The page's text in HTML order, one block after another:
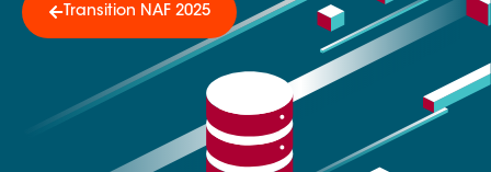
Nos data
Nos partenaires
Transition NAF 2025